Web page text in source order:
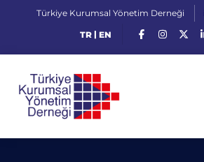
Türkiye Kurumsal Yönetim Derneği
TR| EN